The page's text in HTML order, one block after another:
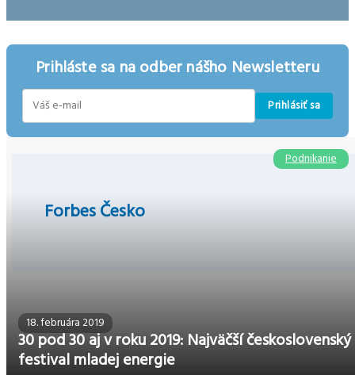
Prihláste sa na odber nášho Newsletteru
Prihlásiť sa
Forbes Česko
18. februára 2019
30 pod 30 aj v roku 2019: Najväčší československý
festival mladej energie
Podnikanie